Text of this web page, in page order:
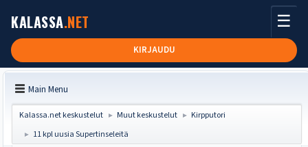
KALASSA.NET
KIRJAUDU
☰
Main Menu
Kalassa.net keskustelut ► Muut keskustelut ► Kirpputori
► 11 kpl uusia Supertinseleitä